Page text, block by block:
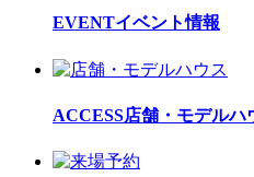
EVENTイベント情報
ACCESS店舗・モデルハ